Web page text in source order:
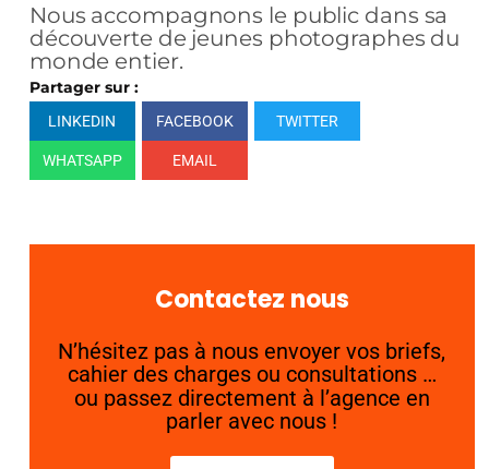
Nous accompagnons le public dans sa
découverte de jeunes photographes du
monde entier.
Partager sur :
LINKEDIN FACEBOOK TWITTER
WHATSAPP EMAIL
Contactez nous
N’hésitez pas à nous envoyer vos briefs,
cahier des charges ou consultations …
ou passez directement à l’agence en
parler avec nous !